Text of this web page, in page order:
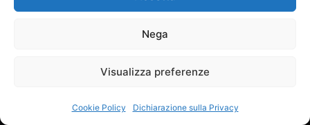
Nega
Visualizza preferenze
Cookie Policy Dichiarazione sulla Privacy
Mercurio Comunicazione Società Cooperativa a r.l. è
iscritta al Registro degli Operatori di Comunicazione al
Sito gestito daLa Digitale srl–info@ladigitale.it